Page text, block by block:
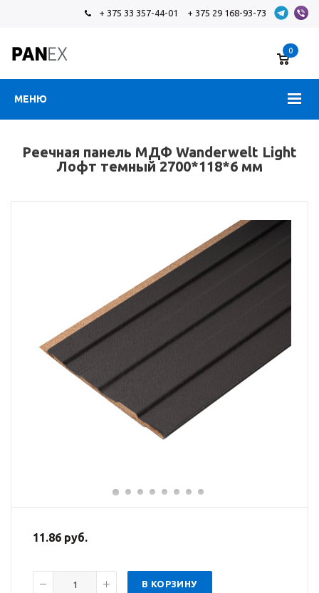
+ 375 33 357-44-01 + 375 29 168-93-73
МЕНЮ
0
Реечная панель МДФ Wanderwelt Light
Лофт темный 2700*118*6 мм
11.86 руб.
В КОРЗИНУ